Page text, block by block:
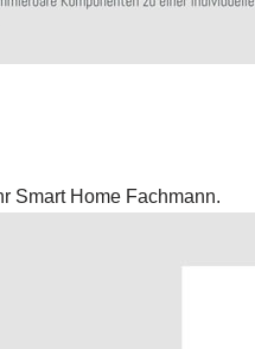
Smart Home Fachmann.